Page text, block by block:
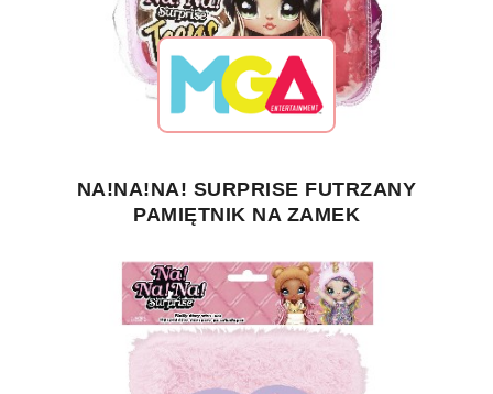
NA!NA!NA! SURPRISE FUTRZANY
PAMIĘTNIK NA ZAMEK